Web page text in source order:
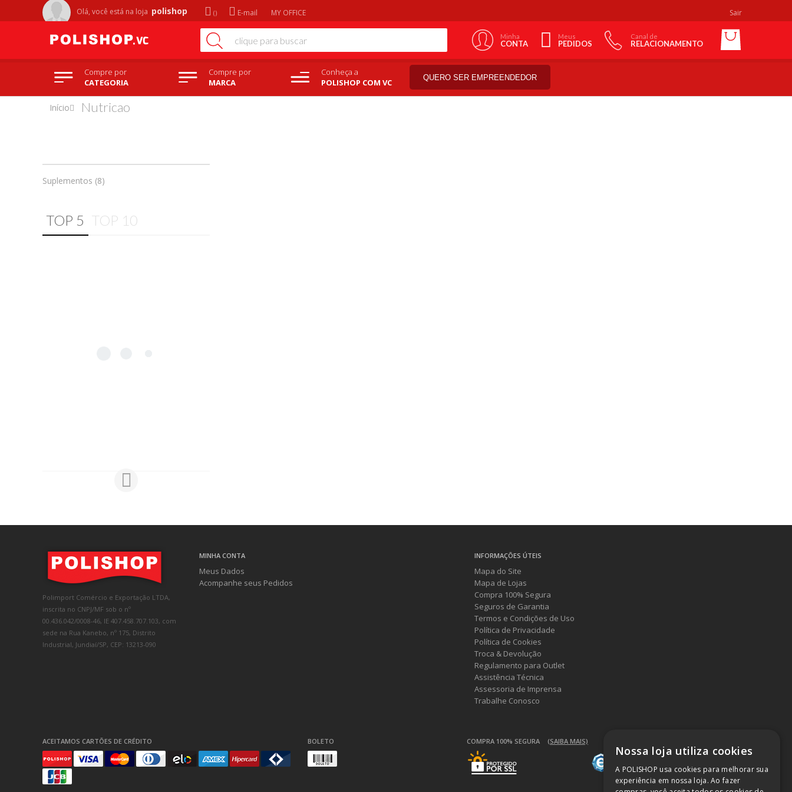
Olá, você está na loja polishop E-mail MY OFFICE Sair
Minha
CONTA
Meus
PEDIDOS
Canal de
RELACIONAMENTO
Compre por
CATEGORIA
Compre por
MARCA
Conheça a
POLISHOP COM VC
QUERO SER EMPREENDEDOR
Início Nutricao
Suplementos (8)
TOP 5 TOP 10
Polimport Comércio e Exportação LTDA,
inscrita no CNPJ/MF sob o nº
00.436.042/0008-46, IE 407.458.707.103, com
sede na Rua Kanebo, nº 175, Distrito
Industrial, Jundiaí/SP, CEP: 13213-090
MINHA CONTA
Meus Dados
Acompanhe seus Pedidos
INFORMAÇÕES ÚTEIS
Mapa do Site
Mapa de Lojas
Compra 100% Segura
Seguros de Garantia
Termos e Condições de Uso
Política de Privacidade
Política de Cookies
Troca & Devolução
Regulamento para Outlet
Assistência Técnica
Assessoria de Imprensa
Trabalhe Conosco
ACEITAMOS CARTÕES DE CRÉDITO BOLETO COMPRA 100% SEGURA (SAIBA MAIS)
Nossa loja utiliza cookies
A POLISHOP usa cookies para melhorar sua
experiência em nossa loja. Ao fazer